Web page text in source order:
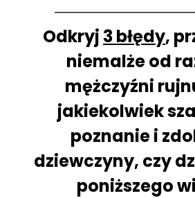
Odkryj 3 błędy,
niemalże od
mężczyźni
jakiekolwiek
poznanie i
dziewczyny, czy
poniższego